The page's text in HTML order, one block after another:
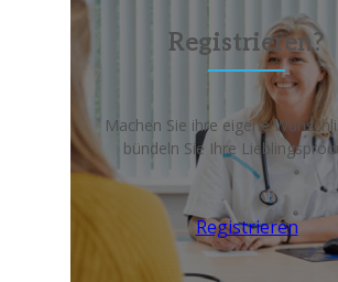
Registrieren?
Machen Sie ihre eigene
bündeln Sie Ihre
Registrieren